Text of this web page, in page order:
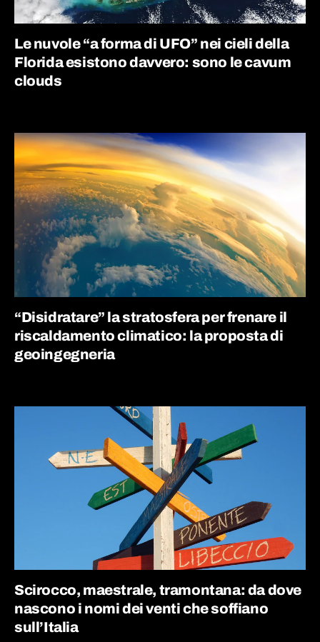
Le nuvole “a forma di UFO” nei cieli della
Florida esistono davvero: sono le cavum
clouds
“Disidratare” la stratosfera per frenare il
riscaldamento climatico: la proposta di
geoingegneria
Scirocco, maestrale, tramontana: da dove
nascono i nomi dei venti che soffiano
sull’Italia